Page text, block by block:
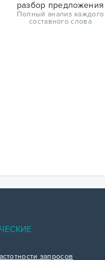
разбор предложения
Полный анализ каждого
составного слова
запросов